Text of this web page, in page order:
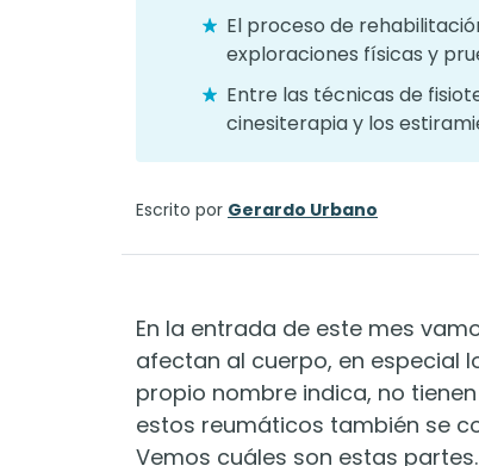
El proceso de
exploraciones físicas y
Entre las técnicas de
cinesiterapia y los
Escrito por Gerardo Urbano
En la entrada de este mes
afectan al cuerpo, en especial
propio nombre indica, no
estos reumáticos también se
Vemos cuáles son estas